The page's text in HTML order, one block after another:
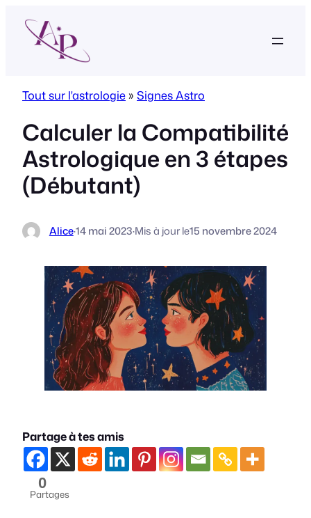
contenu
Tout sur l'astrologie» Signes Astro
Calculer la Compatibilité
Astrologique en 3 étapes
(Débutant)
Alice·14 mai 2023·Mis à jour le15 novembre 2024
Partage à tes amis
0
Partages